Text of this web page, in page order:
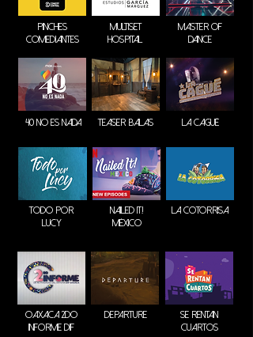
pinches
comediantes
multiset
hospital
MASTER OF
DANCE
40 NO ES NADA TEASER BALAS LA CAGUÉ
TODO POR
LUCY
NAILED IT!
MÉXICO
LA COTORRISA
OAXACA 2DO
INFORME DIF
DEPARTURE
SE RENTAN
CUARTOS